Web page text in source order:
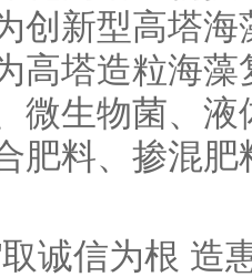
创新型高塔
高塔造粒海
微生物菌、
肥料、掺混
信为根 造